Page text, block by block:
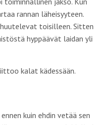
kuin ehdin vetää sen
nousee veneen laidalle ja
hänen vierelleen.
Donald on parin metrin
kaksi kalaa ja toisessa
keskellä, rannan lähellä,
saman tien